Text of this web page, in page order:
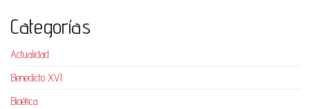
Categorías
Actualidad
Benedicto XVI
Bioética